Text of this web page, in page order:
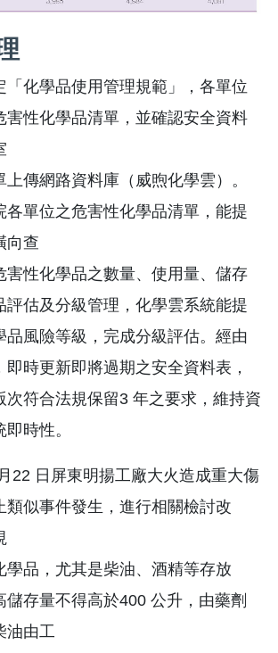
「化學品使用管理規範」，各單位
害性化學品清單，並確認安全資料
傳網路資料庫（威煦化學雲）。
各單位之危害性化學品清單，能提
向查
害性化學品之數量、使用量、儲存
評估及分級管理，化學雲系統能提
品風險等級，完成分級評估。經由
即時更新即將過期之安全資料表，
次符合法規保留3 年之要求，維持資
時性。
22 日屏東明揚工廠大火造成重大傷
類似事件發生，進行相關檢討改
學品，尤其是柴油、酒精等存放
儲存量不得高於400 公升，由藥劑
油由工